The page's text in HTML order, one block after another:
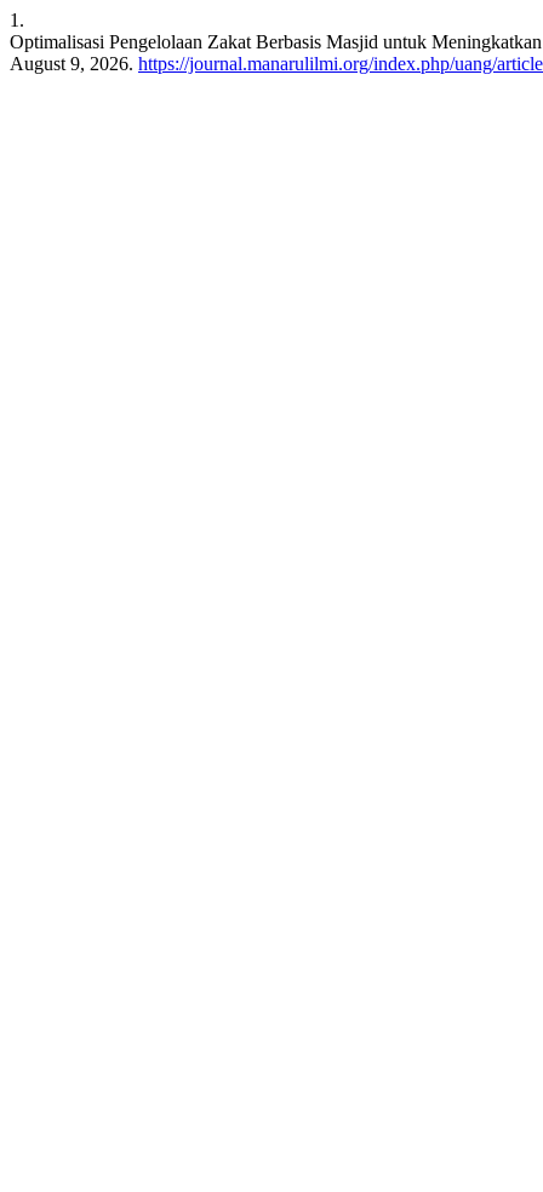
1.
Optimalisasi Pengelolaan Zakat Berbasis Masjid untuk
August 9, 2026. https://journal.manarulilmi.org/index.php/uang/